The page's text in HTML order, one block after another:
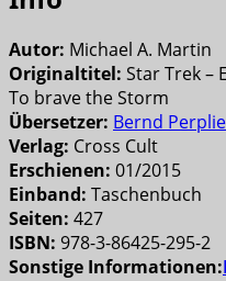
Autor: Michael A. Martin
Originaltitel: Star Trek –
To brave the Storm
Übersetzer: Bernd
Verlag: Cross Cult
Erschienen: 01/2015
Einband: Taschenbuch
Seiten: 427
ISBN: 978-3-86425-295-2
Sonstige Informationen: